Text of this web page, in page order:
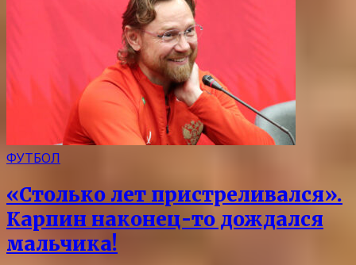
ФУТБОЛ
«Столько лет пристреливался».
Карпин наконец-то дождался
мальчика!